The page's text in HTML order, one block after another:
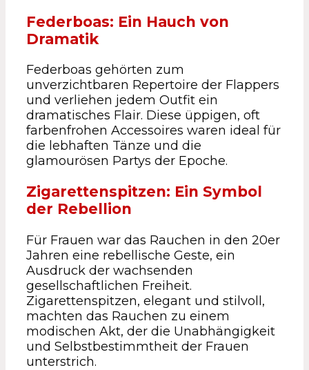
Federboas: Ein Hauch von
Dramatik
Federboas gehörten zum
unverzichtbaren Repertoire der Flappers
und verliehen jedem Outfit ein
dramatisches Flair. Diese üppigen, oft
farbenfrohen Accessoires waren ideal für
die lebhaften Tänze und die
glamourösen Partys der Epoche.
Zigarettenspitzen: Ein Symbol
der Rebellion
Für Frauen war das Rauchen in den 20er
Jahren eine rebellische Geste, ein
Ausdruck der wachsenden
gesellschaftlichen Freiheit.
Zigarettenspitzen, elegant und stilvoll,
machten das Rauchen zu einem
modischen Akt, der die Unabhängigkeit
und Selbstbestimmtheit der Frauen
unterstrich.